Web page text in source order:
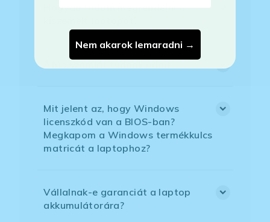
Hogyan tudom megrendelni a
Mit jelent az, hogy Windows
licenszkód van a BIOS-ban?
Megkapom a Windows termékkulcs
matricát a laptophoz?
Vállalnak-e garanciát a laptop
akkumulátorára?
Nem akarok lemaradni →